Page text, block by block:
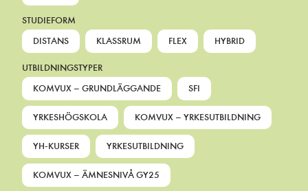
STUDIEFORM
DISTANS
KLASSRUM FLEX HYBRID
UTBILDNINGSTYPER
KOMVUX – GRUNDLÄGGANDE
SFI
YRKESHÖGSKOLA KOMVUX – YRKESUTBILDNING
YH-KURSER YRKESUTBILDNING
KOMVUX – ÄMNESNIVÅ GY25